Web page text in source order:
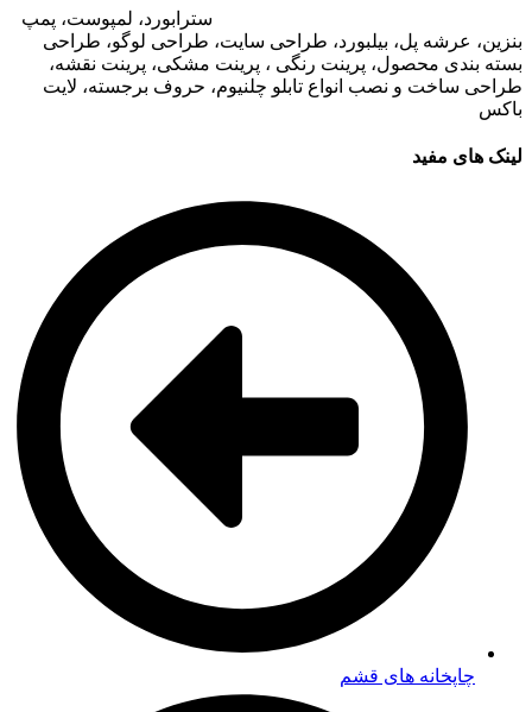
سترابورد، لمپوست، پمپ
بنزین، عرشه پل، بیلبورد، طراحی سایت، طراحی لوگو، طراحی
بسته بندی محصول، پرینت رنگی ، پرینت مشکی، پرینت نقشه،
طراحی ساخت و نصب انواع تابلو چلنیوم، حروف برجسته، لایت
باکس
لینک های مفید
چاپخانه های قشم